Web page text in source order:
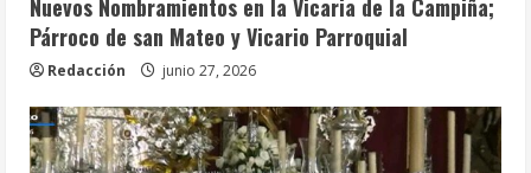
Nuevos Nombramientos en la Vicaria de la Campiña;
Párroco de san Mateo y Vicario Parroquial
Redacción junio 27, 2026